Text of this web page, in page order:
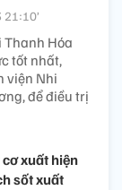
Thanh Hóa
tốt nhất,
viện Nhi
để điều trị
xuất hiện
sốt xuất